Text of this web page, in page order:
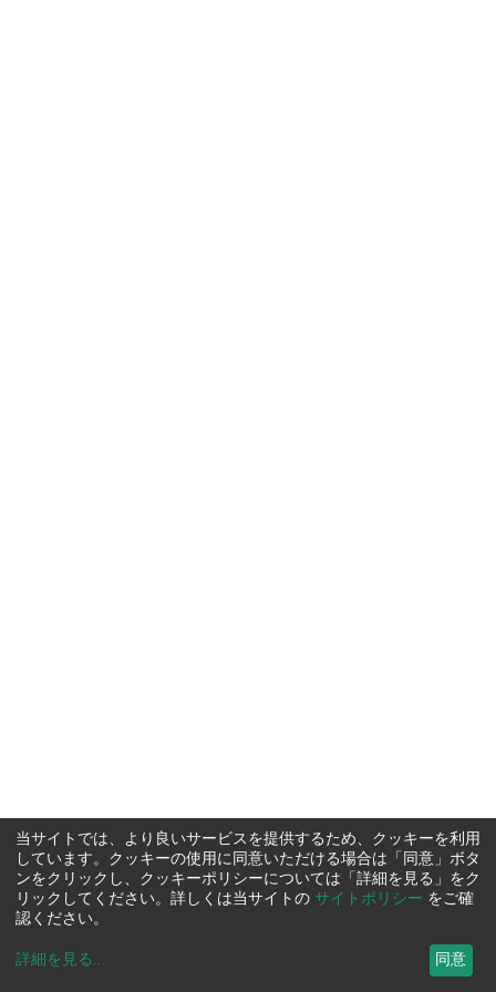
当サイトでは、より良いサービスを提供するため、クッキーを利用
しています。クッキーの使用に同意いただける場合は「同意」ボタ
ンをクリックし、クッキーポリシーについては「詳細を見る」をク
リックしてください。詳しくは当サイトの サイトポリシー をご確
認ください。
詳細を見る ... 同意